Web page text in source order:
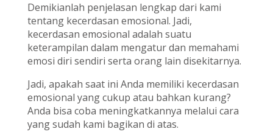
Demikianlah penjelasan lengkap dari kami
tentang kecerdasan emosional. Jadi,
kecerdasan emosional adalah suatu
keterampilan dalam mengatur dan memahami
emosi diri sendiri serta orang lain disekitarnya.
Jadi, apakah saat ini Anda memiliki kecerdasan
emosional yang cukup atau bahkan kurang?
Anda bisa coba meningkatkannya melalui cara
yang sudah kami bagikan di atas.